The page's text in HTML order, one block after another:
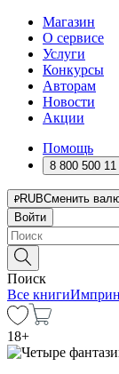
Магазин
О сервисе
Услуги
Конкурсы
Авторам
Новости
Акции
Помощь
8 800 500 11
RUBСменить
Войти
Поиск
Все книги
18+